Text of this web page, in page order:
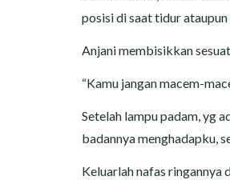
posisi di saat tidur
Anjani membisikkan
“Kamu jangan macem-
Setelah lampu padam, yg
badannya menghadapku,
Keluarlah nafas
CERITA ISTRI SELINGKUH
CARA NGIKLAN DI CERITAGILA.COM?